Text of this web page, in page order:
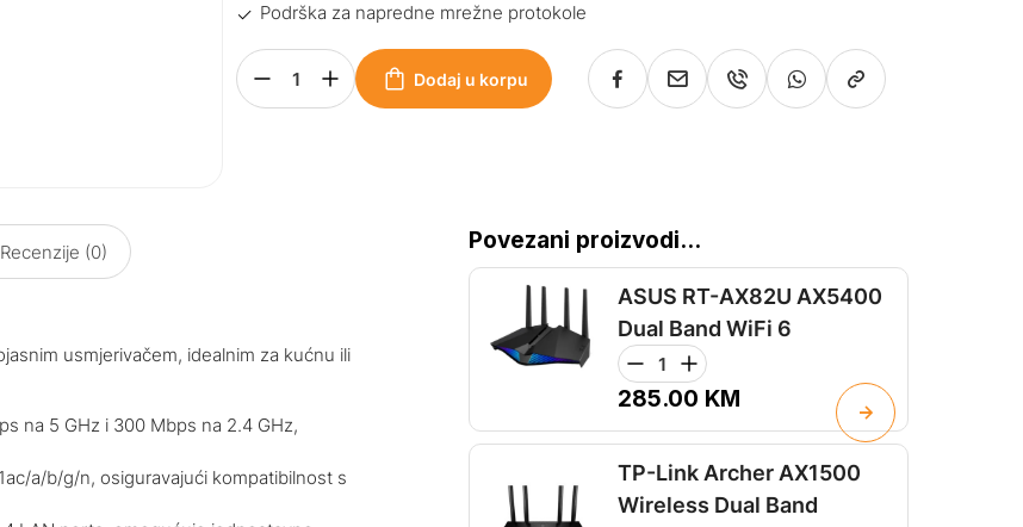
Podrška za napredne mrežne protokole
Dodaj u korpu
Recenzije (0)
usmjerivačem, idealnim za kućnu ili
na 5 GHz i 300 Mbps na 2.4 GHz,
a/b/g/n, osiguravajući kompatibilnost s
Povezani proizvodi...
ASUS RT-AX82U AX5400
Dual Band WiFi 6
285.00 KM
TP-Link Archer AX1500
Wireless Dual Band